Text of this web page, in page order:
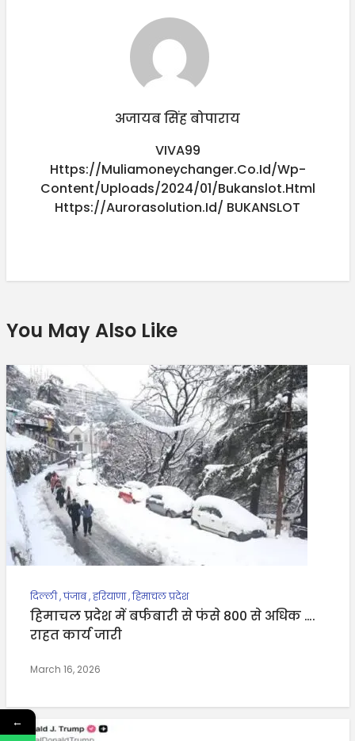
अजायब सिंह बोपाराय
VIVA99
Https://muliamoneychanger.co.id/wp-
Content/uploads/2024/01/bukanslot.html
Https://aurorasolution.id/ BUKANSLOT
You May Also Like
दिल्ली,पंजाब,हरियाणा,हिमाचल प्रदेश
हिमाचल प्रदेश में बर्फबारी से फंसे 800 से अधिक ….
राहत कार्य जारी
March 16, 2026
←